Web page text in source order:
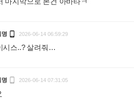
명  2026-06-14 06:59:29
시스..? 살려줘…
명  2026-06-14 07:31:05